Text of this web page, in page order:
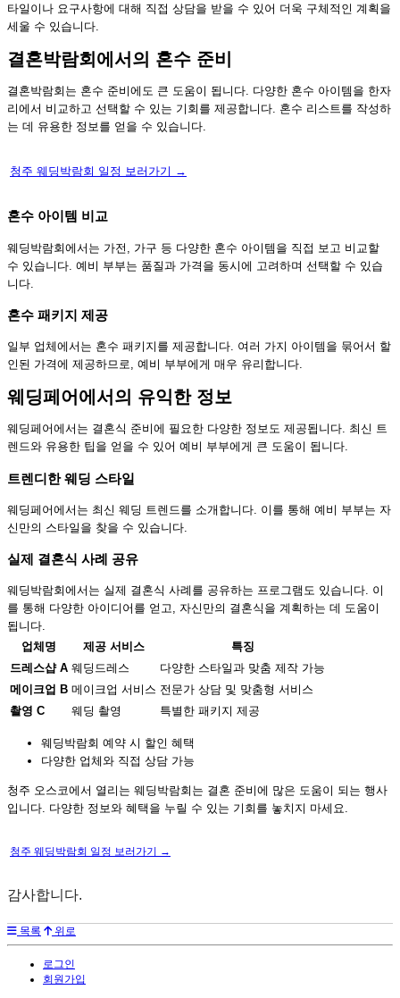
타일이나 요구사항에 대해 직접 상담을 받을 수 있어 더욱 구체적인 계획을
세울 수 있습니다.
결혼박람회에서의 혼수 준비
결혼박람회는 혼수 준비에도 큰 도움이 됩니다. 다양한 혼수 아이템을 한자
리에서 비교하고 선택할 수 있는 기회를 제공합니다. 혼수 리스트를 작성하
는 데 유용한 정보를 얻을 수 있습니다.
청주 웨딩박람회 일정 보러가기 →
혼수 아이템 비교
웨딩박람회에서는 가전, 가구 등 다양한 혼수 아이템을 직접 보고 비교할
수 있습니다. 예비 부부는 품질과 가격을 동시에 고려하며 선택할 수 있습
니다.
혼수 패키지 제공
일부 업체에서는 혼수 패키지를 제공합니다. 여러 가지 아이템을 묶어서 할
인된 가격에 제공하므로, 예비 부부에게 매우 유리합니다.
웨딩페어에서의 유익한 정보
웨딩페어에서는 결혼식 준비에 필요한 다양한 정보도 제공됩니다. 최신 트
렌드와 유용한 팁을 얻을 수 있어 예비 부부에게 큰 도움이 됩니다.
트렌디한 웨딩 스타일
웨딩페어에서는 최신 웨딩 트렌드를 소개합니다. 이를 통해 예비 부부는 자
신만의 스타일을 찾을 수 있습니다.
실제 결혼식 사례 공유
웨딩박람회에서는 실제 결혼식 사례를 공유하는 프로그램도 있습니다. 이
를 통해 다양한 아이디어를 얻고, 자신만의 결혼식을 계획하는 데 도움이
됩니다.
업체명
제공 서비스
특징
드레스샵 A 웨딩드레스
다양한 스타일과 맞춤 제작 가능
메이크업 B 메이크업 서비스 전문가 상담 및 맞춤형 서비스
촬영 C
웨딩 촬영 특별한 패키지 제공
웨딩박람회 예약 시 할인 혜택
다양한 업체와 직접 상담 가능
청주 오스코에서 열리는 웨딩박람회는 결혼 준비에 많은 도움이 되는 행사
입니다. 다양한 정보와 혜택을 누릴 수 있는 기회를 놓치지 마세요.
청주 웨딩박람회 일정 보러가기 →
감사합니다.
목록 위로
로그인
회원가입